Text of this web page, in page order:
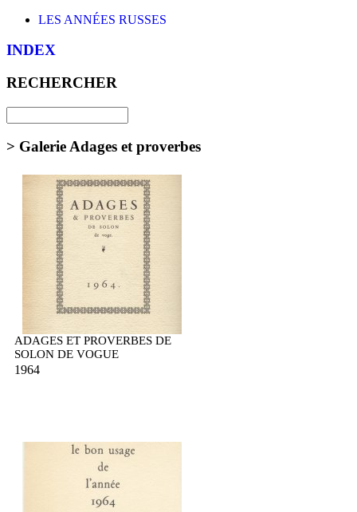
LES ANNÉES RUSSES
INDEX
RECHERCHER
> Galerie Adages et proverbes
ADAGES ET PROVERBES DE
SOLON DE VOGUE
1964